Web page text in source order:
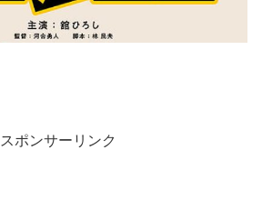
スポンサーリンク